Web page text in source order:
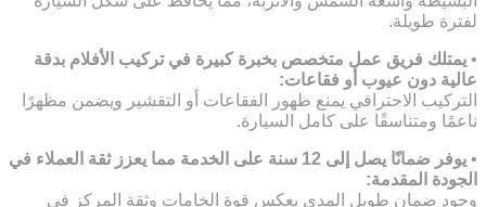
لفترة طويلة.
• يمتلك فريق عمل متخصص بخبرة كبيرة في تركيب الأفلام بدقة
عالية دون عيوب أو فقاعات:
التركيب الاحترافي يمنع ظهور الفقاعات أو التقشير ويضمن مظهرًا
ناعمًا ومتناسقًا على كامل السيارة.
•
يوفر ضمانًا يصل إلى 12 سنة على الخدمة مما يعزز ثقة العملاء في
الجودة المقدمة:
وجود ضمان طويل المدى يعكس قوة الخامات وثقة المركز في